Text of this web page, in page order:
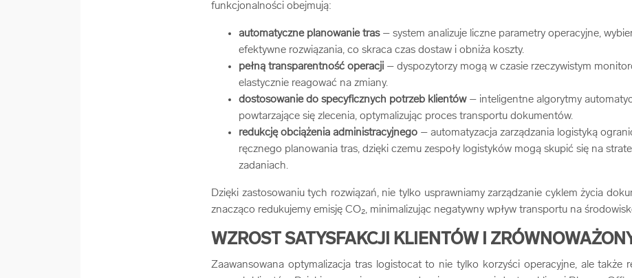
funkcjonalności obejmują:
automatyczne planowanie tras– system analizuje liczne parametry operacyjne,
efektywne rozwiązania, co skraca czas dostaw i obniża koszty.
pełną transparentność operacji – dyspozytorzy mogą w czasie rzeczywistym
elastycznie reagować na zmiany.
dostosowanie do specyficznych potrzeb klientów– inteligentne algorytmy
powtarzające się zlecenia, optymalizując proces transportu dokumentów.
redukcję obciążenia administracyjnego – automatyzacja zarządzania logistyką
ręcznego planowania tras, dzięki czemu zespoły logistyków mogą skupić się na
zadaniach.
Dzięki zastosowaniu tych rozwiązań, nie tylko usprawniamy zarządzanie cyklem życia
znacząco redukujemy emisję CO₂, minimalizując negatywny wpływ transportu na
WZROST SATYSFAKCJI KLIENTÓW I
Zaawansowana optymalizacja tras logistocat to nie tylko korzyści operacyjne, ale także